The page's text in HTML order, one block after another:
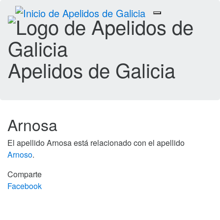
Toggle
navigation
Apelidos de Galicia
Arnosa
El apellido Arnosa está relacionado con el apellido
Arnoso.
Comparte
Facebook